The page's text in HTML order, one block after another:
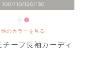
100/110/120/130
他のカラーを見る
チーフ長袖カーディ